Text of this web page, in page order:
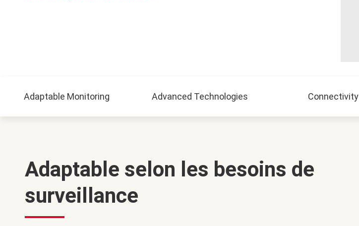
Adaptable Monitoring Advanced Technologies Connectivity
Adaptable selon les besoins de
surveillance